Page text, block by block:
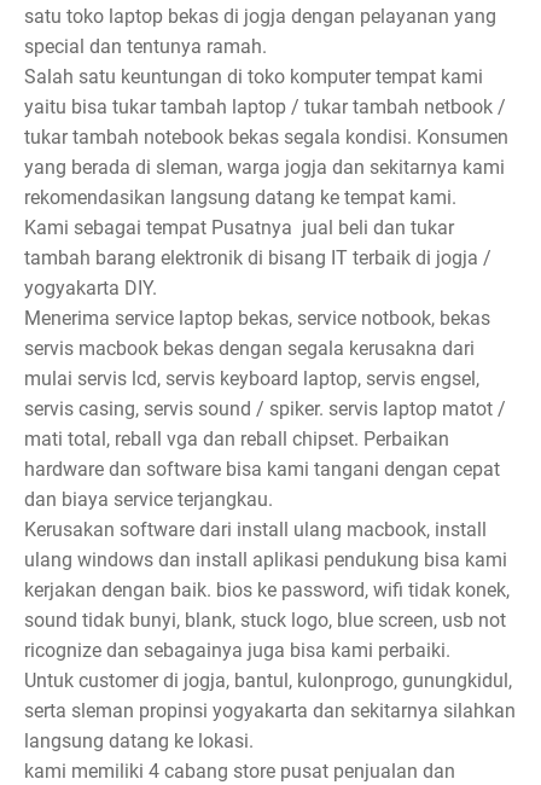
satu toko laptop bekas di jogja dengan pelayanan yang
special dan tentunya ramah.
Salah satu keuntungan di toko komputer tempat kami
yaitu bisa tukar tambah laptop / tukar tambah netbook /
tukar tambah notebook bekas segala kondisi. Konsumen
yang berada di sleman, warga jogja dan sekitarnya kami
rekomendasikan langsung datang ke tempat kami.
Kami sebagai tempat Pusatnya jual beli dan tukar
tambah barang elektronik di bisang IT terbaik di jogja /
yogyakarta DIY.
Menerima service laptop bekas, service notbook, bekas
servis macbook bekas dengan segala kerusakna dari
mulai servis lcd, servis keyboard laptop, servis engsel,
servis casing, servis sound / spiker. servis laptop matot /
mati total, reball vga dan reball chipset. Perbaikan
hardware dan software bisa kami tangani dengan cepat
dan biaya service terjangkau.
Kerusakan software dari install ulang macbook, install
ulang windows dan install aplikasi pendukung bisa kami
kerjakan dengan baik. bios ke password, wifi tidak konek,
sound tidak bunyi, blank, stuck logo, blue screen, usb not
ricognize dan sebagainya juga bisa kami perbaiki.
Untuk customer di jogja, bantul, kulonprogo, gunungkidul,
serta sleman propinsi yogyakarta dan sekitarnya silahkan
langsung datang ke lokasi.
kami memiliki 4 cabang store pusat penjualan dan